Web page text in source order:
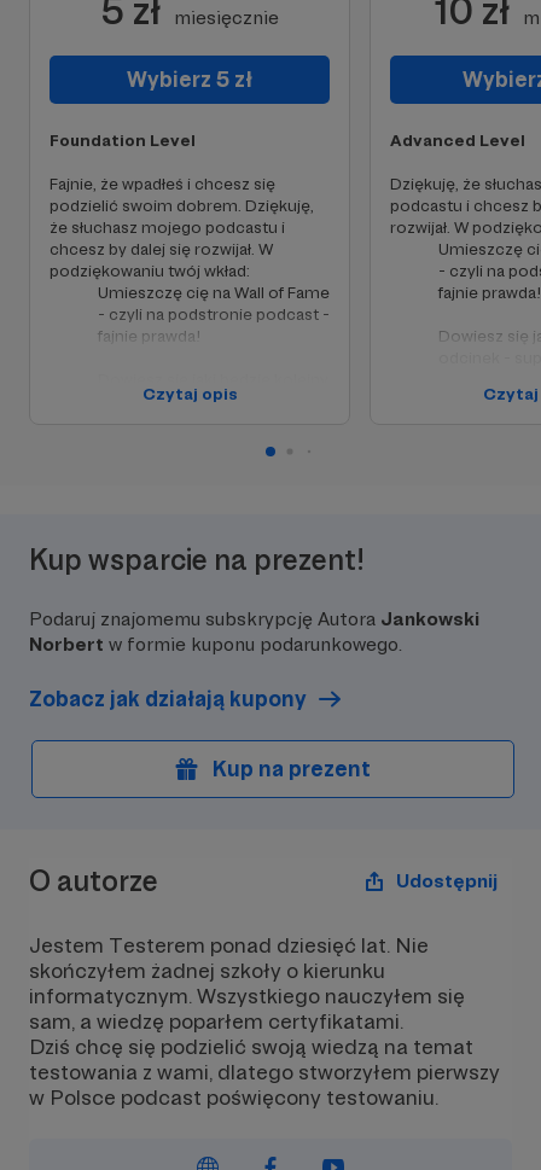
5 zł miesięcznie
Wybierz 5 zł
Foundation Level
Fajnie, że wpadłeś i chcesz się
podzielić swoim dobrem. Dziękuję,
że słuchasz mojego podcastu i
chcesz by dalej się rozwijał. W
podziękowaniu twój wkład:
Umieszczę cię na Wall of Fame
- czyli na podstronie podcast -
fajnie prawda!
odcinek - super!
Będziesz mógł zgłosić własny
Czytaj opis
10 zł
Advanced Level
Dziękuję, że
podcastu i chcesz
rozwijał. W
Umieszczę
- czyli na
fajnie prawda!
Dowiesz się
Będziesz
Kup wsparcie na prezent!
Podaruj znajomemu subskrypcję Autora Jankowski
Norbert w formie kuponu podarunkowego.
Zobacz jak działają kupony
Kup na prezent
O autorze Udostępnij
Jestem Testerem ponad dziesięć lat. Nie
skończyłem żadnej szkoły o kierunku
informatycznym. Wszystkiego nauczyłem się
sam, a wiedzę poparłem certyfikatami.
Dziś chcę się podzielić swoją wiedzą na temat
testowania z wami, dlatego stworzyłem pierwszy
w Polsce podcast poświęcony testowaniu.